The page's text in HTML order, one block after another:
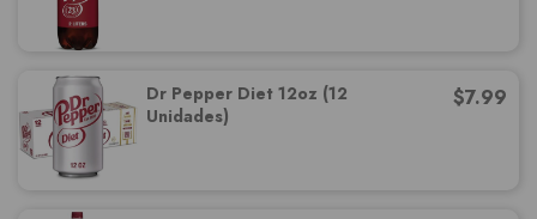
Dr Pepper Diet 12oz (12
Unidades)
$7.99